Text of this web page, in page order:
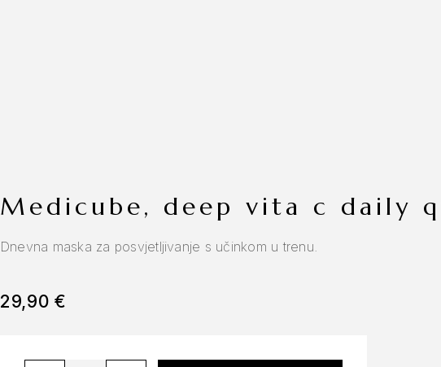
medicube, deep vita c daily
Dnevna maska za posvjetljivanje s učinkom u trenu.
29,90 €